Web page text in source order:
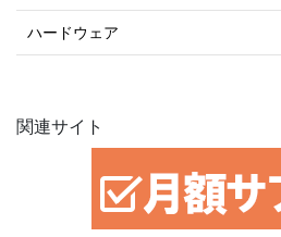
ハードウェア
関連サイト